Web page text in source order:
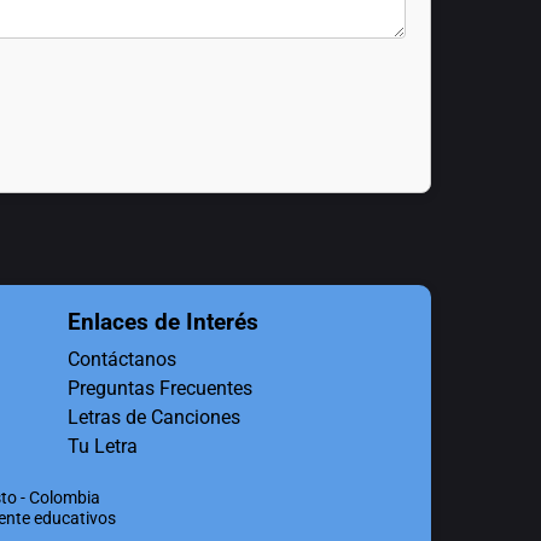
Enlaces de Interés
Contáctanos
Preguntas Frecuentes
Letras de Canciones
Tu Letra
- Colombia
educativos